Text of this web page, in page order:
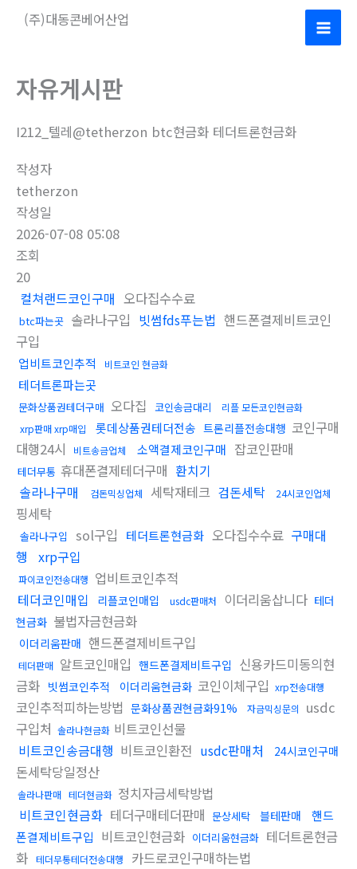
(주)대동콘베어산업
Main
자유게시판
I212_텔레@tetherzon btc현금화 테더트론현금화
작성자
tetherzon
작성일
2026-07-08 05:08
조회
20
컬쳐랜드코인구매 오다집수수료
btc파는곳 솔라나구입 빗썸fds푸는법 핸드폰결제비트코인
구입
업비트코인추적 비트코인 현금화
테더트론파는곳
문화상품권테더구매 오다집 코인송금대리
리플 모든코인현금화
xrp판매 xrp매입
롯데상품권테더전송 트론리플전송대행 코인구매
대행24시
비트송금업체 소액결제코인구매 잡코인판매
테더무통 휴대폰결제테더구매 환치기
솔라나구매
검돈믹싱업체 세탁재테크 검돈세탁 24시코인업체
핑세탁
솔라나구입 sol구입 테더트론현금화 오다집수수료 구매대
행
xrp구입
파이코인전송대행 업비트코인추적
테더코인매입
리플코인매입 usdc판매처 이더리움삽니다 테더
현금화 불법자금현금화
이더리움판매 핸드폰결제비트구입
테더판매 알트코인매입 핸드폰결제비트구입 신용카드미동의현
금화 빗썸코인추적 이더리움현금화 코인이체구입 xrp전송대행
코인추적피하는방법 문화상품권현금화91% 자금믹싱문의
usdc
구입처 솔라나현금화 비트코인선물
비트코인송금대행 비트코인환전 usdc판매처 24시코인구매
돈세탁당일정산
솔라나판매 테더현금화 정치자금세탁방법
비트코인현금화 테더구매테더판매 문상세탁 블테판매
핸드
폰결제비트구입 비트코인현금화 이더리움현금화 테더트론현금
화 테더무통테더전송대행 카드로코인구매하는법